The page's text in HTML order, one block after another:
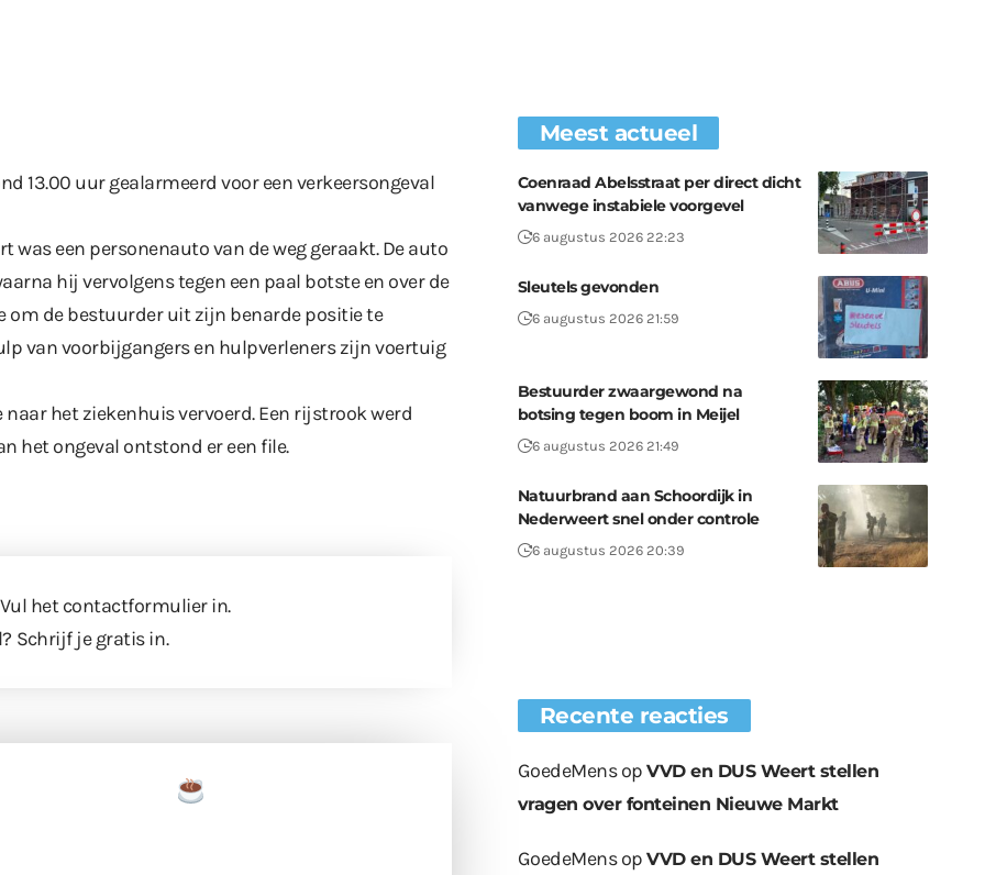
13.00 uur gealarmeerd voor een verkeersongeval
was een personenauto van de weg geraakt. De auto
hij vervolgens tegen een paal botste en over de
om de bestuurder uit zijn benarde positie te
van voorbijgangers en hulpverleners zijn voertuig
het ziekenhuis vervoerd. Een rijstrook werd
het ongeval ontstond er een file.
het contactformulierin.
Schrijf je gratis in.
Meest actueel
Coenraad Abelsstraat per direct dicht
vanwege instabiele voorgevel
6 augustus 2026 22:23
Sleutels gevonden
6 augustus 2026 21:59
Bestuurder zwaargewond na
botsing tegen boom in Meijel
6 augustus 2026 21:49
Natuurbrand aan Schoordijk in
Nederweert snel onder controle
6 augustus 2026 20:39
Recente reacties
GoedeMensopVVD en DUS Weert stellen
vragen over fonteinen Nieuwe Markt
GoedeMensopVVD en DUS Weert stellen